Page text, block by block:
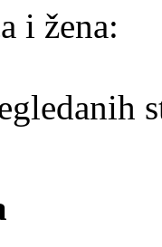
i žena: